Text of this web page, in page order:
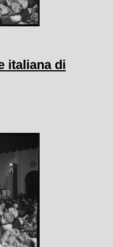
italiana di